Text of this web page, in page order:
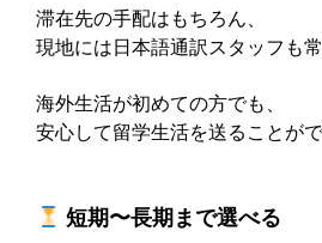
滞在先の手配はもちろん、
現地には日本語通訳スタッフも常
海外生活が初めての方でも、
安心して留学生活を送ることがで
短期〜長期まで選べる